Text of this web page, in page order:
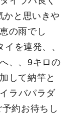
かと思いきや
の雨でし
を連発、、
、、9キロの
して納竿と
ラバパラダ
約お待ちし